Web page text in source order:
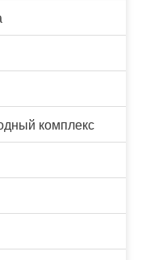
комплекс